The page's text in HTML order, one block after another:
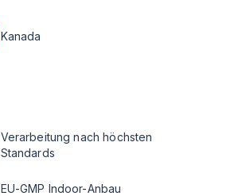
Kanada
Verarbeitung nach höchsten
Standards
EU-GMP Indoor-Anbau